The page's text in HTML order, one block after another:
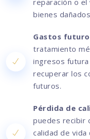
reparación o
bienes
Gastos
tratamiento
ingresos
recuperar los
futuros.
Pérdida de
puedes recibir
calidad de